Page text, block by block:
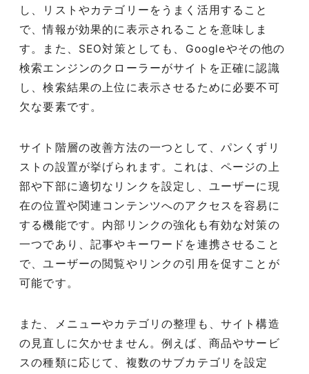
し、リストやカテゴリーをうまく活用すること
で、情報が効果的に表示されることを意味しま
す。また、SEO対策としても、Googleやその他の
検索エンジンのクローラーがサイトを正確に認識
し、検索結果の上位に表示させるために必要不可
欠な要素です。
サイト階層の改善方法の一つとして、パンくずリ
ストの設置が挙げられます。これは、ページの上
部や下部に適切なリンクを設定し、ユーザーに現
在の位置や関連コンテンツへのアクセスを容易に
する機能です。内部リンクの強化も有効な対策の
一つであり、記事やキーワードを連携させること
で、ユーザーの閲覧やリンクの引用を促すことが
可能です。
また、メニューやカテゴリの整理も、サイト構造
の見直しに欠かせません。例えば、商品やサービ
スの種類に応じて、複数のサブカテゴリを設定